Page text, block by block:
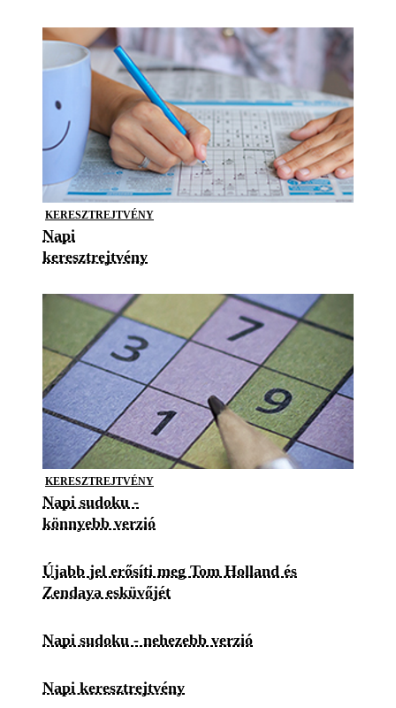
KERESZTREJTVÉNY
Napi
keresztrejtvény
KERESZTREJTVÉNY
Napi sudoku -
könnyebb verzió
Újabb jel erősíti meg Tom Holland és
Zendaya esküvőjét
Napi sudoku - nehezebb verzió
Napi keresztrejtvény